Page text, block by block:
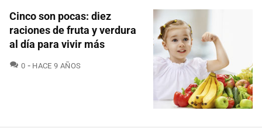
Cinco son pocas: diez
raciones de fruta y verdura
al día para vivir más
0 COMENTARIOS
HACE 9 AÑOS